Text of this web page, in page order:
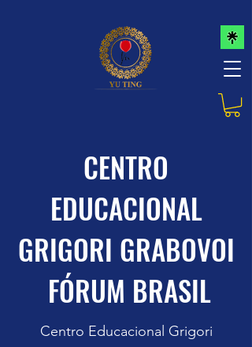
CENTRO
EDUCACIONAL
GRIGORI GRABOVOI
FÓRUM BRASIL
Centro Educacional Grigori